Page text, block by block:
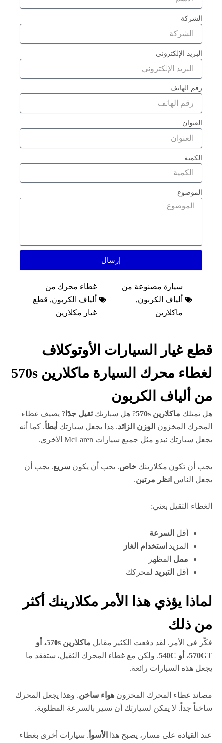
الشركة
البريد الإلكتروني
رقم الهاتف
العنوان
الكمية
الموضوع
إرسال
سيارة مصنوعة من
ألياف الكربون,
ماكلارين
غطاء محرك من
ألياف الكربون, قطع
غيار مكلارين
قطع غيار السيارات الأوتوكلاف
لغطاء محرك السيارة ماكلارين 570s
من ألياف الكربون
هل تمتلك ماكلارين 570s ? هل سيارتكثقيل جدًا ? يضيف غطاء
المحرك المخزون الوزن الزائد. هذا يجعل سيارتك أبطأ. كما أنه
يجعل سيارتك تبدو مثل جميع سيارات McLaren الأخرى.
يجب أن تكون مكلارينك خاص. يجب أن يكون سريع. يجب أن
يجعل الناس انظر مرتين.
الغطاء الثقيل يعني:
أقل السرعة
المزيد استخدام الغاز
ممل المظهر
أقل التبريد لمحركك
لماذا يؤذي هذا الأمر مكلارينك أكثر
من ذلك
فكّر في الأمر. لقد دفعت الكثير مقابل
ماكلارين 570s، أو
570GT، أو 540C
. ولكن مع غطاء المحرك الثقيل، ستفقد ما
يجعل هذه السيارات رائعة.
مصائد غطاء المحرك المخزون هواء ساخن. وهذا يجعل المحرك
ساخناً جداً. لا يمكن لسيارتك أن تسير بالسرعة المطلوبة.
عند القيادة على مسار، يصبح هذا الأسوأ . سيارات أخرى بغطاء